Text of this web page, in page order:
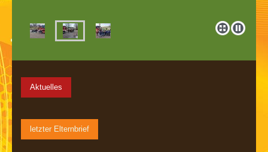
Aktuelles
letzter Elternbrief